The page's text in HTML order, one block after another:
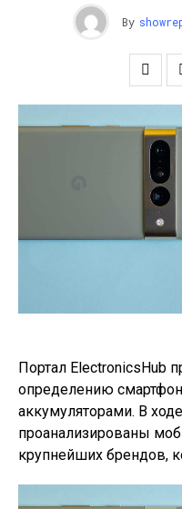
By
Портал ElectronicsHub
определению
аккумуляторами. В
проанализированы
крупнейших брендов,